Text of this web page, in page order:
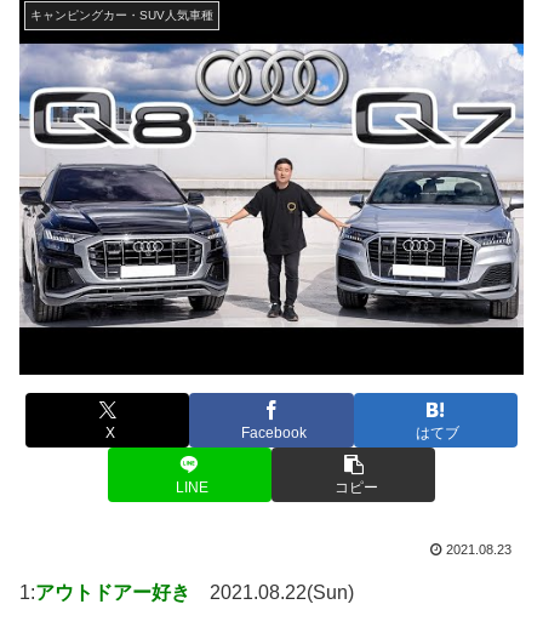
キャンピングカー・SUV人気車種
X Facebook はてブ
LINE コピー
2021.08.23
1:アウトドアー好き 2021.08.22(Sun)